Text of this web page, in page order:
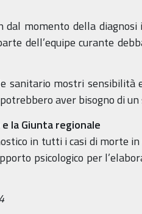
momento della diagnosi
dell’equipe curante
mostri sensibilità
aver bisogno di un
la Giunta regionale
in tutti i casi di morte
psicologico per